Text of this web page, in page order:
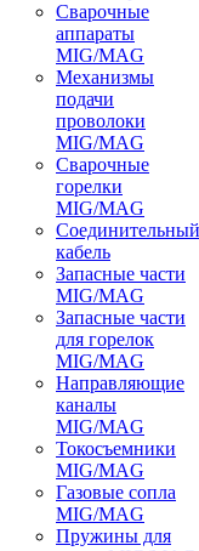
Сварочные
аппараты
MIG/MAG
Механизмы
подачи
проволоки
MIG/MAG
Сварочные
горелки
MIG/MAG
Соединительный
кабель
Запасные части
MIG/MAG
Запасные части
для горелок
MIG/MAG
Направляющие
каналы
MIG/MAG
Токосъемники
MIG/MAG
Газовые сопла
MIG/MAG
Пружины для